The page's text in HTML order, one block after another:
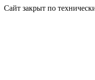
Сайт закрыт по